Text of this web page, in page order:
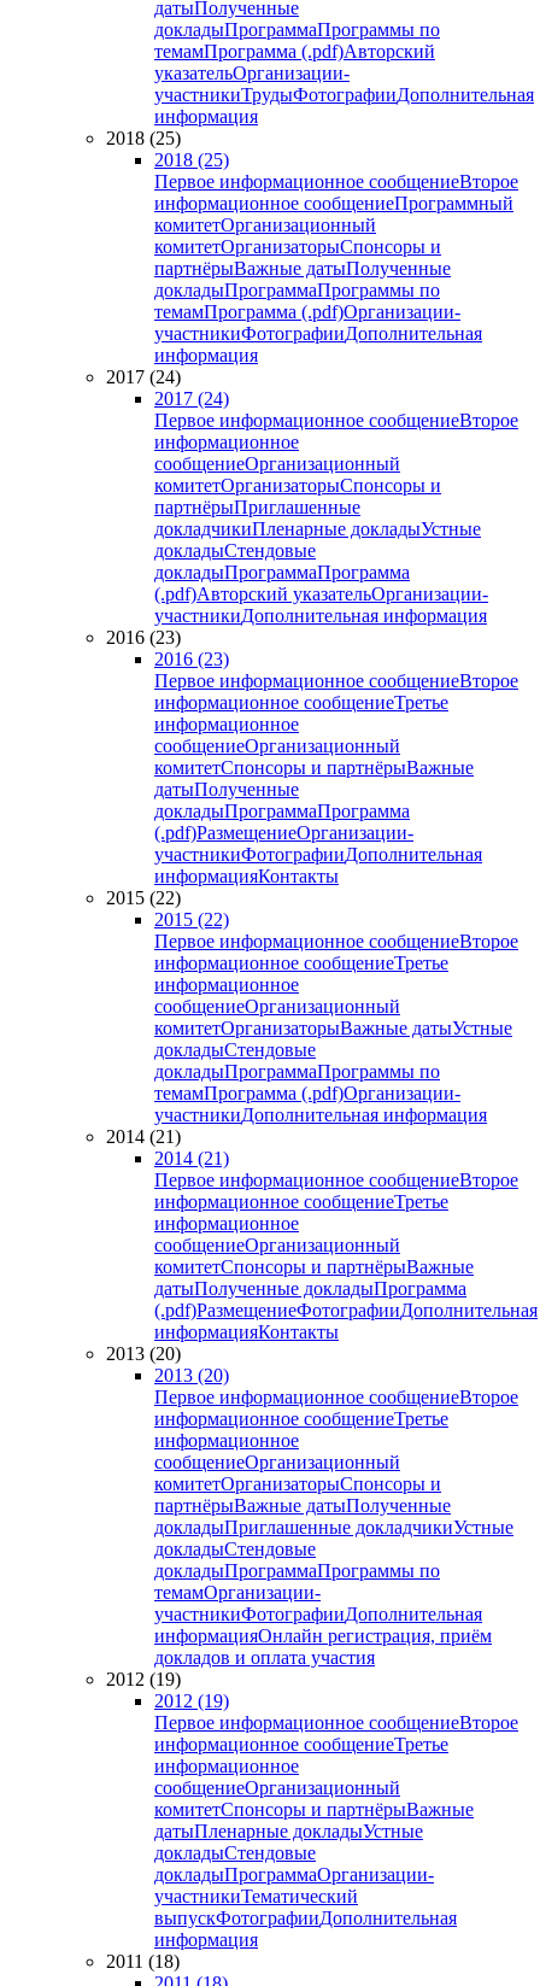
датыПолученные
докладыПрограммаПрограммы по
темамПрограмма (.pdf)Авторский
указательОрганизации-
участникиТрудыФотографииДополнительная
информация
2018 (25)
2018 (25)
Первое информационное сообщениеВторое
информационное сообщениеПрограммный
комитетОрганизационный
комитетОрганизаторыСпонсоры и
партнёрыВажные датыПолученные
докладыПрограммаПрограммы по
темамПрограмма (.pdf)Организации-
участникиФотографииДополнительная
информация
2017 (24)
2017 (24)
Первое информационное сообщениеВторое
информационное
сообщениеОрганизационный
комитетОрганизаторыСпонсоры и
партнёрыПриглашенные
докладчикиПленарные докладыУстные
докладыСтендовые
докладыПрограммаПрограмма
(.pdf)Авторский указательОрганизации-
участникиДополнительная информация
2016 (23)
2016 (23)
Первое информационное сообщениеВторое
информационное сообщениеТретье
информационное
сообщениеОрганизационный
комитетСпонсоры и партнёрыВажные
датыПолученные
докладыПрограммаПрограмма
(.pdf)РазмещениеОрганизации-
участникиФотографииДополнительная
информацияКонтакты
2015 (22)
2015 (22)
Первое информационное сообщениеВторое
информационное сообщениеТретье
информационное
сообщениеОрганизационный
комитетОрганизаторыВажные датыУстные
докладыСтендовые
докладыПрограммаПрограммы по
темамПрограмма (.pdf)Организации-
участникиДополнительная информация
2014 (21)
2014 (21)
Первое информационное сообщениеВторое
информационное сообщениеТретье
информационное
сообщениеОрганизационный
комитетСпонсоры и партнёрыВажные
датыПолученные докладыПрограмма
(.pdf)РазмещениеФотографииДополнительная
информацияКонтакты
2013 (20)
2013 (20)
Первое информационное сообщениеВторое
информационное сообщениеТретье
информационное
сообщениеОрганизационный
комитетОрганизаторыСпонсоры и
партнёрыВажные датыПолученные
докладыПриглашенные докладчикиУстные
докладыСтендовые
докладыПрограммаПрограммы по
темамОрганизации-
участникиФотографииДополнительная
информацияОнлайн регистрация, приём
докладов и оплата участия
2012 (19)
2012 (19)
Первое информационное сообщениеВторое
информационное сообщениеТретье
информационное
сообщениеОрганизационный
комитетСпонсоры и партнёрыВажные
датыПленарные докладыУстные
докладыСтендовые
докладыПрограммаОрганизации-
участникиТематический
выпускФотографииДополнительная
информация
2011 (18)